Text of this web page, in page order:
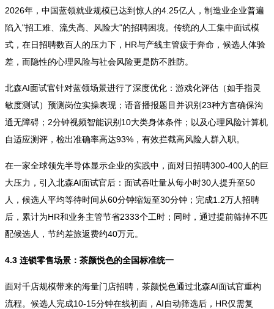
2026年，中国蓝领就业规模已达到惊人的4.25亿人，制造业企业普遍
陷入"招工难、流失高、风险大"的招聘困境。传统的人工集中面试模
式，在日招聘数百人的压力下，HR与产线主管疲于奔命，候选人体验
差，而隐性的心理风险与社会风险更是防不胜防。
北森AI面试官针对蓝领场景进行了深度优化：游戏化评估（如手指灵
敏度测试）预测岗位实操表现；语音播报题目并识别23种方言确保沟
通无障碍；2分钟视频智能识别10大类身体条件；以及心理风险计算机
自适应测评，检出准确率高达93%，有效拦截高风险人群入职。
在一家全球领先半导体显示企业的实践中，面对日招聘300-400人的巨
大压力，引入北森AI面试官后：面试吞吐量从每小时30人提升至50
人，候选人平均等待时间从60分钟缩短至30分钟；完成1.2万人招聘
后，累计为HR和业务主管节省2333个工时；同时，通过提前筛掉不匹
配候选人，节约差旅返费约40万元。
4.3 连锁零售场景：茶颜悦色的全国标准统一
面对千店规模带来的海量门店招聘，茶颜悦色通过北森AI面试官重构
流程。候选人完成10-15分钟在线初面，AI自动筛选后，HR仅需复